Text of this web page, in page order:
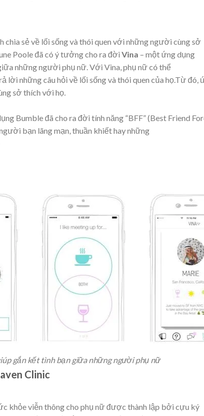
chia sẻ về lối sống và thói quen với những người cùng sở
Poole đã có ý tưởng cho ra đời Vina – một ứng dụng
những người phụ nữ. Với Vina, phụ nữ có thể
lời những câu hỏi về lối sống và thói quen của họ.Từ đó,
sở thích với họ.
Bumble đã cho ra đời tính năng “BFF” (Best Friend
bạn lãng mạn, thuần khiết hay những
gắn kết tình bạn giữa những người phụ nữ
Clinic
khỏe viễn thông cho phụ nữ được thành lập bởi cựu ký